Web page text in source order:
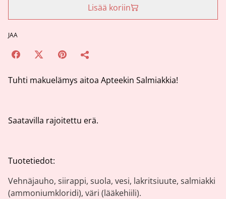
Lisää koriin
JAA
Tuhti makuelämys aitoa Apteekin Salmiakkia!
Saatavilla rajoitettu erä.
Tuotetiedot:
Vehnäjauho, siirappi, suola, vesi, lakritsiuute, salmiakki
(ammoniumkloridi), väri (lääkehiili).